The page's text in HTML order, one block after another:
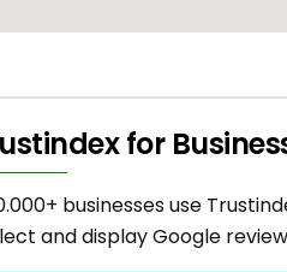
for
businesses use
and display Google